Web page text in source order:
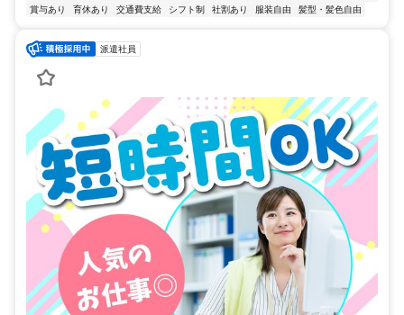
賞与あり
育休あり 交通費支給 シフト制 社割あり 服装自由 髪型・髪色自由
派遣社員